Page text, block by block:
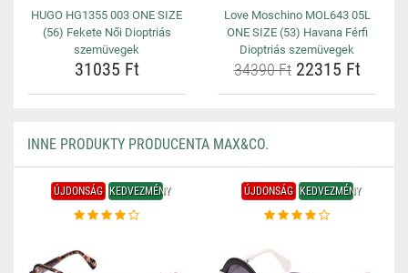
HUGO HG1355 003 ONE SIZE
(56) Fekete Női Dioptriás
szemüvegek
31035 Ft
Love Moschino MOL643 05L
ONE SIZE (53) Havana Férfi
Dioptriás szemüvegek
34390 Ft22315 Ft
INNE PRODUKTY PRODUCENTA MAX&CO.
ÚJDONSÁG KEDVEZMÉNY ÚJDONSÁG KEDVEZMÉNY